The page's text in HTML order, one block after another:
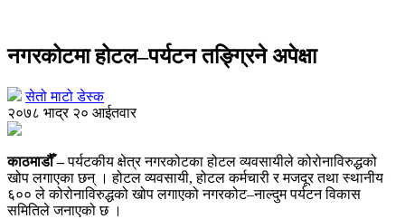
नगरकोटमा होटल–पर्यटन तङ्ग्रिने अपेक्षा
सेतो माटो डेस्क
२०७८ भाद्र २० आईतवार
काठमाडौँ –पर्यटकीय क्षेत्र नगरकोटका होटल व्यवसायीले कोरोनाविरुद्धको
खोप लगाएका छन् । होटल व्यवसायी, होटल कर्मचारी र मजदूर तथा स्थानीय
६०० ले कोरोनाविरुद्धको खोप लगाएको नगरकोट–नाल्दुम पर्यटन विकास
समितिले जनाएको छ ।